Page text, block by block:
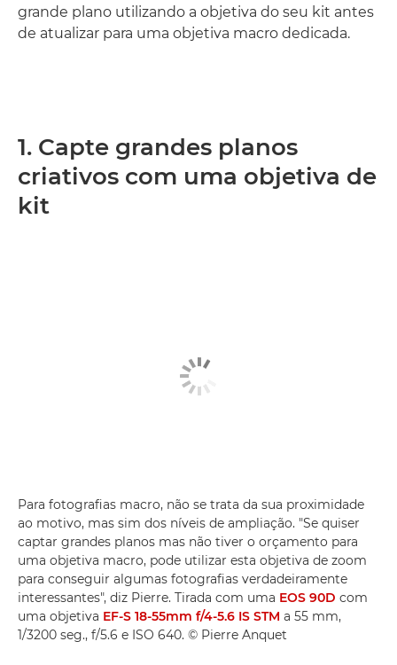
grande plano utilizando a objetiva do seu kit antes
de atualizar para uma objetiva macro dedicada.
1. Capte grandes planos
criativos com uma objetiva de
kit
Para fotografias macro, não se trata da sua proximidade
ao motivo, mas sim dos níveis de ampliação. "Se quiser
captar grandes planos mas não tiver o orçamento para
uma objetiva macro, pode utilizar esta objetiva de zoom
para conseguir algumas fotografias verdadeiramente
interessantes", diz Pierre. Tirada com uma EOS 90D com
uma objetiva EF-S 18-55mm f/4-5.6 IS STM a 55 mm,
1/3200 seg., f/5.6 e ISO 640. © Pierre Anquet